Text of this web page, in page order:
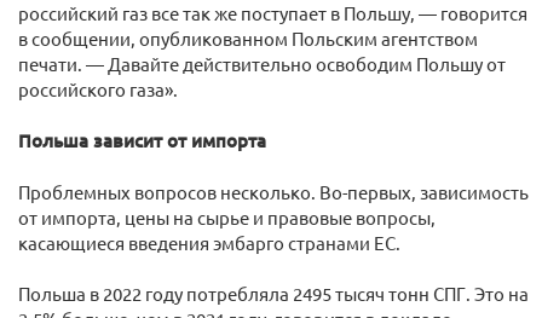
российский газ все так же поступает в Польшу, — говорится
в сообщении, опубликованном Польским агентством
печати. — Давайте действительно освободим Польшу от
российского газа».
Польша зависит от импорта
Проблемных вопросов несколько. Во-первых, зависимость
от импорта, цены на сырье и правовые вопросы,
касающиеся введения эмбарго странами ЕС.
Польша в 2022 году потребляла 2495 тысяч тонн СПГ. Это на